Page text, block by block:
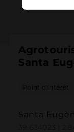
Santa
Point d'intérêt
Santa